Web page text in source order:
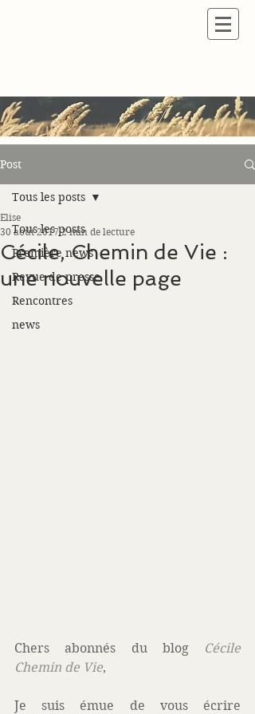
Post
Tous les posts
Première news
Revue de presse
Rencontres
news
Tous les posts
Cécile, Chemin de Vie :
une nouvelle page
Elise
30 août 2017 2 min de lecture
Chers abonnés du blog
Cécile
Chemin de Vie,
Je suis émue de vous écrire